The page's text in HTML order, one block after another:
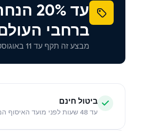
עד
ברחבי
מבצע זה תקף עד 11 באוגוסט 2026 - נצל אותו עוד היום!
ביטול חינם
עד 48 שעות לפני מועד האיסוף המתוכנן